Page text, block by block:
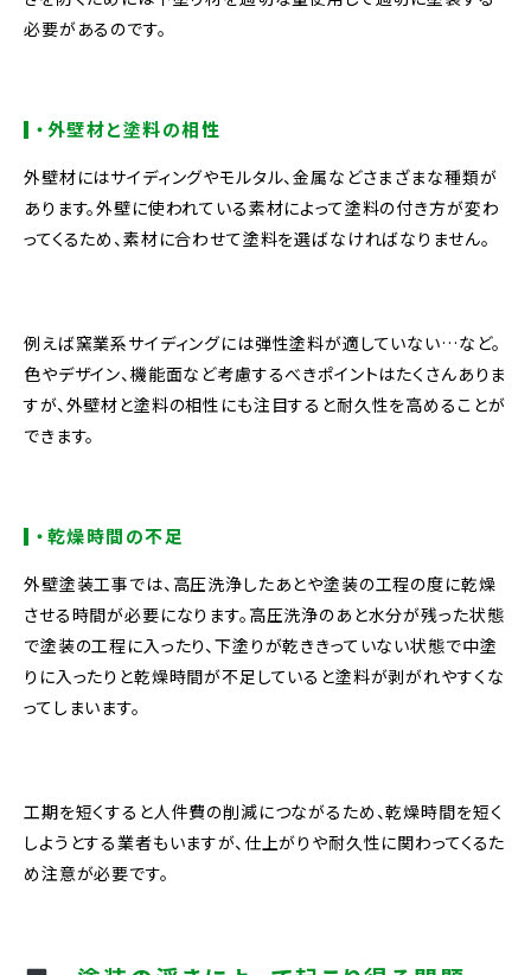
必要があるのです。
・外壁材と塗料の相性
外壁材にはサイディングやモルタル、金属などさまざまな種類が
あります。外壁に使われている素材によって塗料の付き方が変わ
ってくるため、素材に合わせて塗料を選ばなければなりません。
例えば窯業系サイディングには弾性塗料が適していない…など。
色やデザイン、機能面など考慮するべきポイントはたくさんありま
すが、外壁材と塗料の相性にも注目すると耐久性を高めることが
できます。
・乾燥時間の不足
外壁塗装工事では、高圧洗浄したあとや塗装の工程の度に乾燥
させる時間が必要になります。高圧洗浄のあと水分が残った状態
で塗装の工程に入ったり、下塗りが乾ききっていない状態で中塗
りに入ったりと乾燥時間が不足していると塗料が剥がれやすくな
ってしまいます。
工期を短くすると人件費の削減につながるため、乾燥時間を短く
しようとする業者もいますが、仕上がりや耐久性に関わってくるた
め注意が必要です。